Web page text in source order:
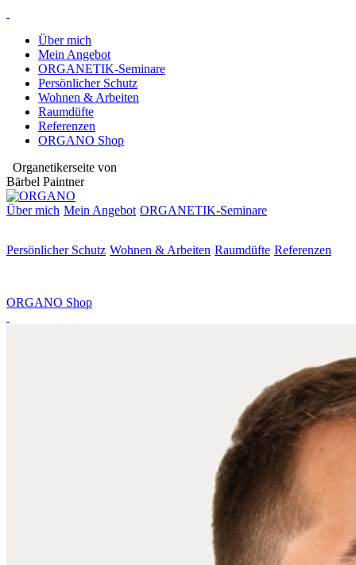
Über mich
Mein Angebot
ORGANETIK-Seminare
Persönlicher Schutz
Wohnen & Arbeiten
Raumdüfte
Referenzen
ORGANO Shop
Organetikerseite von
Bärbel Paintner
Über mich Mein Angebot ORGANETIK-Seminare
Persönlicher Schutz Wohnen & Arbeiten Raumdüfte Referenzen
ORGANO Shop